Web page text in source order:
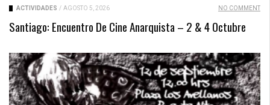
ACTIVIDADES / AGOSTO 5, 2026 NO COMMENT
Santiago: Encuentro De Cine Anarquista – 2 & 4 Octubre